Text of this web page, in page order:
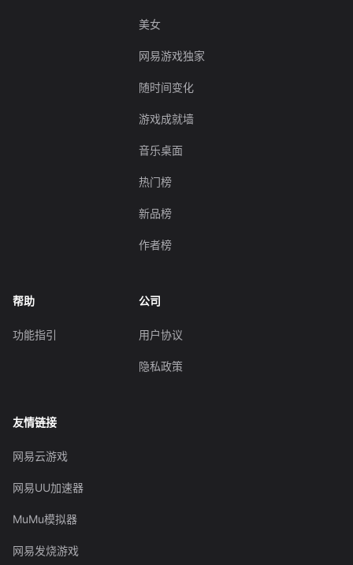
美女
网易游戏独家
随时间变化
游戏成就墙
音乐桌面
热门榜
新品榜
作者榜
帮助
功能指引
公司
用户协议
隐私政策
友情链接
网易云游戏
网易UU加速器
MuMu模拟器
网易发烧游戏